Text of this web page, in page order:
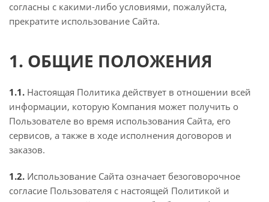
согласны с какими-либо условиями, пожалуйста,
прекратите использование Сайта.
1. ОБЩИЕ ПОЛОЖЕНИЯ
1.1. Настоящая Политика действует в отношении всей
информации, которую Компания может получить о
Пользователе во время использования Сайта, его
сервисов, а также в ходе исполнения договоров и
заказов.
1.2. Использование Сайта означает безоговорочное
согласие Пользователя с настоящей Политикой и